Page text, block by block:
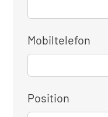
Mobiltelefon
Position